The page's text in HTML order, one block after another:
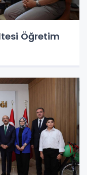
Öğretim